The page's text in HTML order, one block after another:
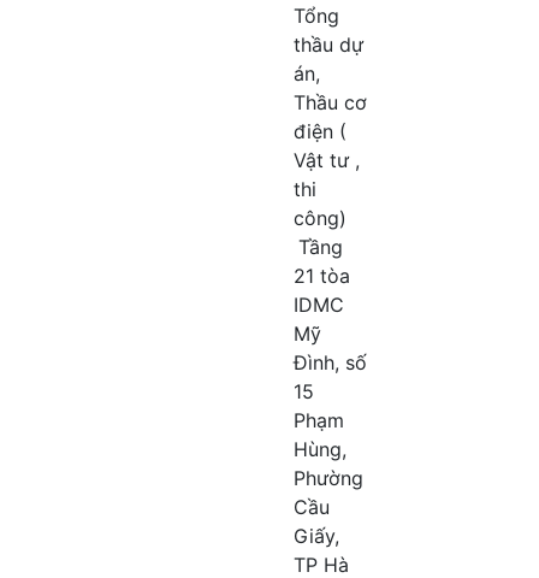
Tổng
thầu dự
án,
Thầu cơ
điện (
Vật tư ,
thi
công)
Tầng
21 tòa
IDMC
Mỹ
Đình, số
15
Phạm
Hùng,
Phường
Cầu
Giấy,
TP Hà